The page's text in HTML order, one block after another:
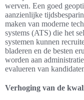
werven. Een goed
aanzienlijke
maken van moderne
systems (ATS) die het
systemen kunnen
bladeren en de besten
worden aan
evalueren van
Verhoging van de